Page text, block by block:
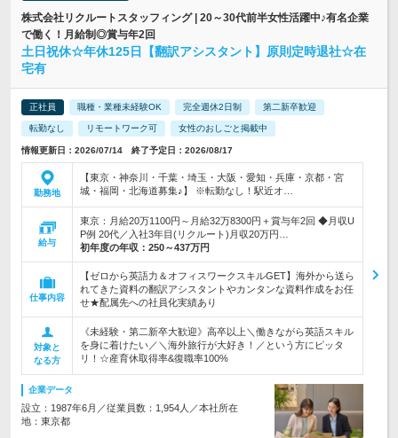
株式会社リクルートスタッフィング | 20～30代前半女性活躍中♪有名企業
で働く！月給制◎賞与年2回
土日祝休☆年休125日【翻訳アシスタント】原則定時退社☆在
宅有
正社員 職種・業種未経験OK 完全週休2日制 第二新卒歓迎
転勤なし リモートワーク可 女性のおしごと掲載中
情報更新日：2026/07/14 終了予定日：2026/08/17
勤務地
【東京・神奈川・千葉・埼玉・大阪・愛知・兵庫・京都・宮
城・福岡・北海道募集♪】 ※転勤なし！駅近オ…
給与
東京：月給20万1100円～月給32万8300円＋賞与年2回 ◆月収U
P例 20代／入社3年目(リクルート)月収20万円…
初年度の年収： 250～437万円
仕事内容
【ゼロから英語力＆オフィスワークスキルGET】海外から送ら
れてきた資料の翻訳アシスタントやカンタンな資料作成をお任
せ★配属先への社員化実績あり
対象と
なる方
《未経験・第二新卒大歓迎》高卒以上＼働きながら英語スキル
を身に着けたい／＼海外旅行が大好き！／という方にピッタ
リ！☆産育休取得率&復職率100%
企業データ
設立：1987年6月／従業員数：1,954人／本社所在
地：東京都